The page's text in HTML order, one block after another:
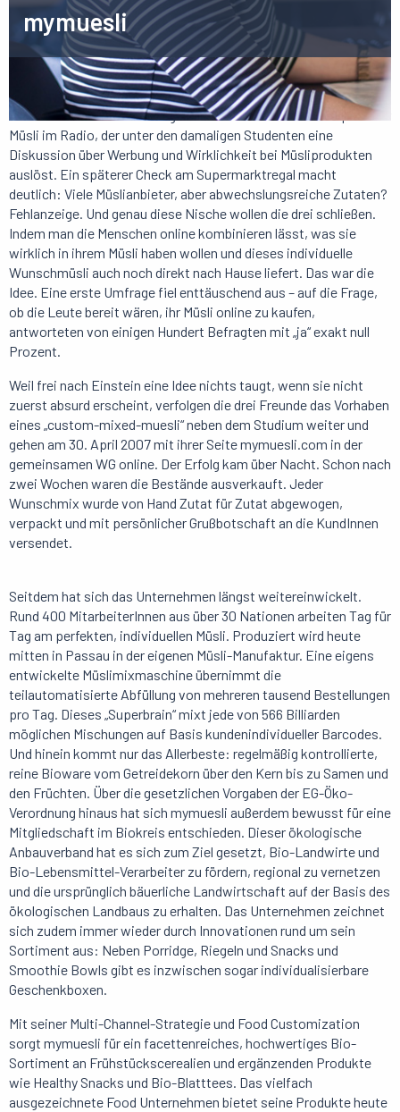
mymuesli
An einem heißen Sommertag hören die drei späteren Gründer des
Unternehmens auf dem Weg zum Badesee einen Werbespot über
Müsli im Radio, der unter den damaligen Studenten eine
Diskussion über Werbung und Wirklichkeit bei Müsliprodukten
auslöst. Ein späterer Check am Supermarktregal macht
deutlich: Viele Müslianbieter, aber abwechslungsreiche Zutaten?
Fehlanzeige. Und genau diese Nische wollen die drei schließen.
Indem man die Menschen online kombinieren lässt, was sie
wirklich in ihrem Müsli haben wollen und dieses individuelle
Wunschmüsli auch noch direkt nach Hause liefert. Das war die
Idee. Eine erste Umfrage fiel enttäuschend aus – auf die Frage,
ob die Leute bereit wären, ihr Müsli online zu kaufen,
antworteten von einigen Hundert Befragten mit „ja“ exakt null
Prozent.
Weil frei nach Einstein eine Idee nichts taugt, wenn sie nicht
zuerst absurd erscheint, verfolgen die drei Freunde das Vorhaben
eines „custom-mixed-muesli“ neben dem Studium weiter und
gehen am 30. April 2007 mit ihrer Seite mymuesli.com in der
gemeinsamen WG online. Der Erfolg kam über Nacht. Schon nach
zwei Wochen waren die Bestände ausverkauft. Jeder
Wunschmix wurde von Hand Zutat für Zutat abgewogen,
verpackt und mit persönlicher Grußbotschaft an die KundInnen
versendet.
Seitdem hat sich das Unternehmen längst weitereinwickelt.
Rund 400 MitarbeiterInnen aus über 30 Nationen arbeiten Tag für
Tag am perfekten, individuellen Müsli. Produziert wird heute
mitten in Passau in der eigenen Müsli-Manufaktur. Eine eigens
entwickelte Müslimixmaschine übernimmt die
teilautomatisierte Abfüllung von mehreren tausend Bestellungen
pro Tag. Dieses „Superbrain“ mixt jede von 566 Billiarden
möglichen Mischungen auf Basis kundenindividueller Barcodes.
Und hinein kommt nur das Allerbeste: regelmäßig kontrollierte,
reine Bioware vom Getreidekorn über den Kern bis zu Samen und
den Früchten. Über die gesetzlichen Vorgaben der EG-Öko-
Verordnung hinaus hat sich mymuesli außerdem bewusst für eine
Mitgliedschaft im Biokreis entschieden. Dieser ökologische
Anbauverband hat es sich zum Ziel gesetzt, Bio-Landwirte und
Bio-Lebensmittel-Verarbeiter zu fördern, regional zu vernetzen
und die ursprünglich bäuerliche Landwirtschaft auf der Basis des
ökologischen Landbaus zu erhalten. Das Unternehmen zeichnet
sich zudem immer wieder durch Innovationen rund um sein
Sortiment aus: Neben Porridge, Riegeln und Snacks und
Smoothie Bowls gibt es inzwischen sogar individualisierbare
Geschenkboxen.
Mit seiner Multi-Channel-Strategie und Food Customization
sorgt mymuesli für ein facettenreiches, hochwertiges Bio-
Sortiment an Frühstückscerealien und ergänzenden Produkte
wie Healthy Snacks und Bio-Blatttees. Das vielfach
ausgezeichnete Food Unternehmen bietet seine Produkte heute